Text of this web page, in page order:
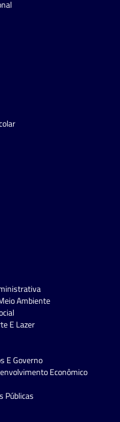
Ambiente
E Lazer
E Governo
Econômico
Públicas